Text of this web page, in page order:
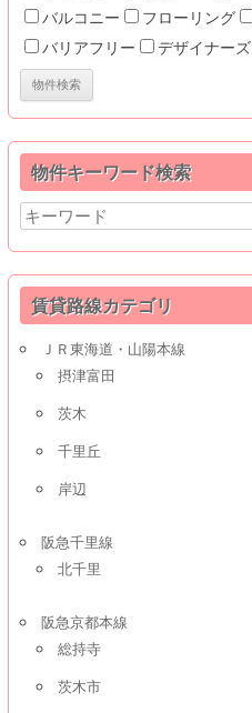
バルコニー
フローリング
バリアフリー
デザイナーズ
物件キーワード検索
Search
for:
賃貸路線カテゴリ
ＪＲ東海道・山陽本線
摂津富田
茨木
千里丘
岸辺
阪急千里線
北千里
阪急京都本線
総持寺
茨木市